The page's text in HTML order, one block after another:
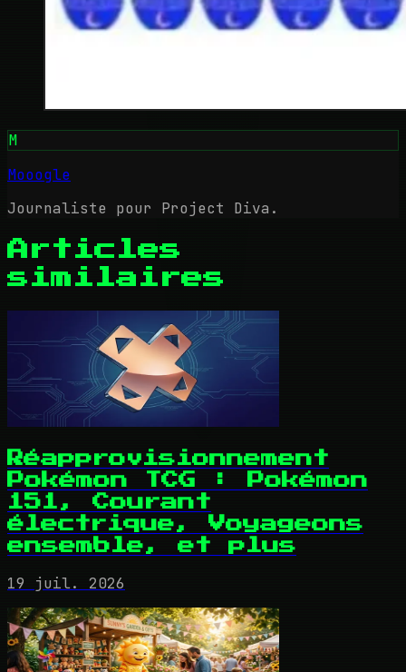
M
Mooogle
Journaliste pour Project Diva.
Articles
similaires
Réapprovisionnement
Pokémon TCG : Pokémon
151, Courant
électrique, Voyageons
ensemble, et plus
19 juil. 2026